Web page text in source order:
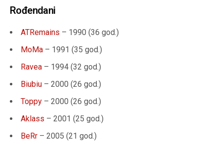
Rođendani
ATRemains – 1990 (36 god.)
MoMa – 1991 (35 god.)
Ravea – 1994 (32 god.)
Biubiu – 2000 (26 god.)
Toppy – 2000 (26 god.)
Aklass – 2001 (25 god.)
BeRr – 2005 (21 god.)